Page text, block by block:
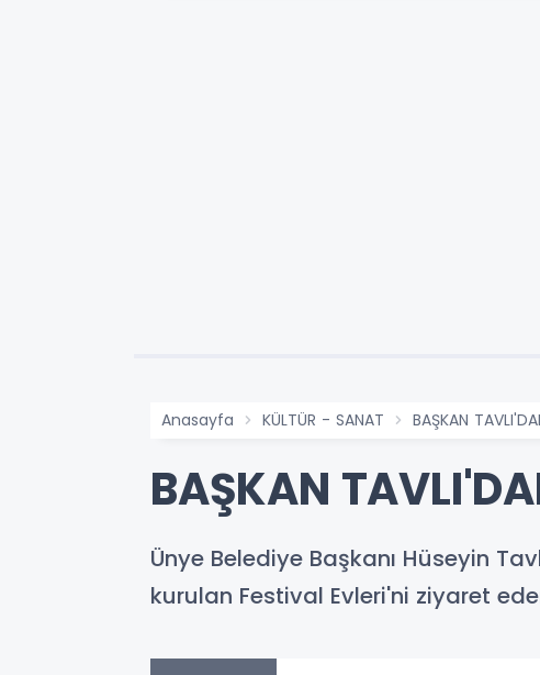
Anasayfa KÜLTÜR - SANAT BAŞKAN
BAŞKAN
Ünye Belediye Başkanı Hüseyin
kurulan Festival Evleri'ni ziyaret